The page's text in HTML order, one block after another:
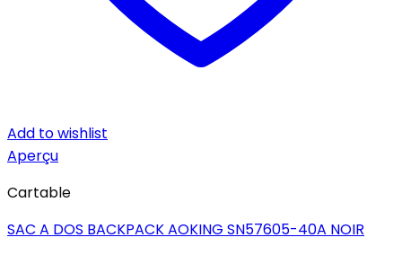
Add to wishlist
Aperçu
Cartable
SAC A DOS BACKPACK AOKING SN57605-40A NOIR